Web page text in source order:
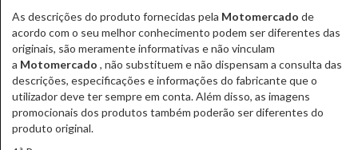
As descrições do produto fornecidas pela Motomercado de
acordo com o seu melhor conhecimento podem ser diferentes das
originais, são meramente informativas e não vinculam
a Motomercado , não substituem e não dispensam a consulta das
descrições, especificações e informações do fabricante que o
utilizador deve ter sempre em conta. Além disso, as imagens
promocionais dos produtos também poderão ser diferentes do
produto original.